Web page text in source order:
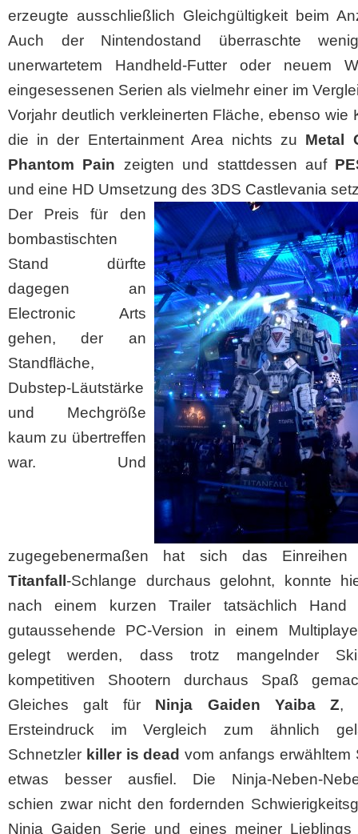
erzeugte ausschließlich Gleichgültigkeit beim
Auch der Nintendostand überraschte
unerwartetem Handheld-Futter oder neuem
eingesessenen Serien als vielmehr einer im
Vorjahr deutlich verkleinerten Fläche, ebenso wie
die in der Entertainment Area nichts zu Metal
Phantom Pain zeigten und stattdessen auf
und eine HD Umsetzung des 3DS Castlevania
Der Preis für den
bombastischten
Stand dürfte
dagegen an
Electronic Arts
gehen, der an
Standfläche,
Dubstep-Läutstärke
und Mechgröße
kaum zu übertreffen
war. Und
zugegebenermaßen hat sich das
Titanfall -Schlange durchaus gelohnt, konnte
nach einem kurzen Trailer tatsächlich
gutaussehende PC-Version in einem
gelegt werden, dass trotz mangelnder
kompetitiven Shootern durchaus Spaß
Gleiches galt für Ninja Gaiden Yaiba Z,
Ersteindruck im Vergleich zum ähnlich
Schnetzler killer is dead vom anfangs erwähltem
etwas besser ausfiel. Die Ninja-Neben-
schien zwar nicht den fordernden
Ninja Gaiden Serie und eines meiner Lieblings